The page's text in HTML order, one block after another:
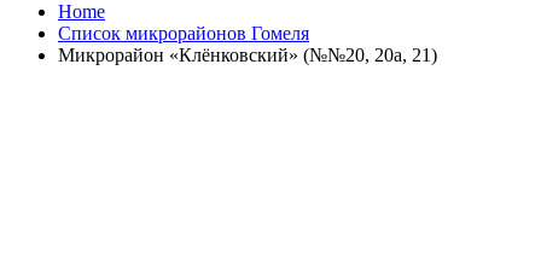
Home
Список микрорайонов Гомеля
Микрорайон «Клёнковский» (№№20, 20а, 21)